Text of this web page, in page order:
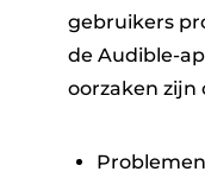
gebruikers
de Audible-
oorzaken zijn